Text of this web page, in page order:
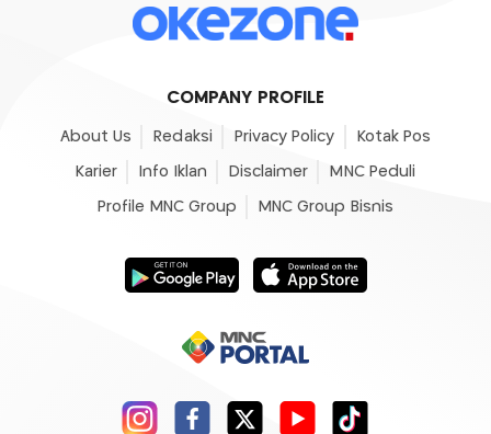
COMPANY PROFILE
About Us Redaksi Privacy Policy Kotak Pos
Karier Info Iklan Disclaimer MNC Peduli
Profile MNC Group MNC Group Bisnis